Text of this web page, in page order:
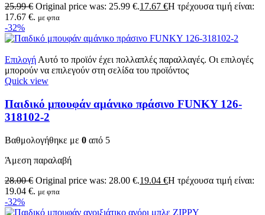
25.99€ Original price was: 25.99 €.17.67 €Η τρέχουσα τιμή είναι:
17.67 €. με φπα
-32%
ΕπιλογήΑυτό το προϊόν έχει πολλαπλές παραλλαγές. Οι επιλογές
μπορούν να επιλεγούν στη σελίδα του προϊόντος
Quick view
Παιδικό μπουφάν αμάνικο πράσινο FUNKY 126-
318102-2
Βαθμολογήθηκε με 0 από 5
Άμεση παραλαβή
28.00€ Original price was: 28.00 €.19.04 €Η τρέχουσα τιμή είναι:
19.04 €. με φπα
-32%